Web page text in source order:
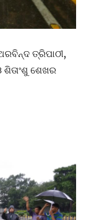
ତ୍ରିପାଠୀ,
ଶେଖର